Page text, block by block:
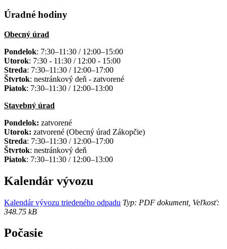
Úradné hodiny
Obecný úrad
Pondelok: 7:30–11:30 / 12:00–15:00
Utorok: 7:30 - 11:30 / 12:00 - 15:00
Streda: 7:30–11:30 / 12:00–17:00
Štvrtok: nestránkový deň - zatvorené
Piatok: 7:30–11:30 / 12:00–13:00
Stavebný úrad
Pondelok: zatvorené
Utorok: zatvorené (Obecný úrad Zákopčie)
Streda: 7:30–11:30 / 12:00–17:00
Štvrtok: nestránkový deň
Piatok: 7:30–11:30 / 12:00–13:00
Kalendár vývozu
Kalendár vývozu triedeného odpadu Typ: PDF dokument, Veľkosť:
348.75 kB
Počasie